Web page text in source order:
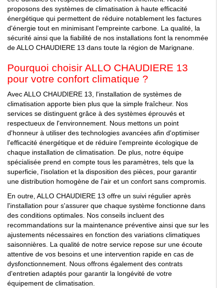
proposons des systèmes de climatisation à haute efficacité
énergétique qui permettent de réduire notablement les factures
d'énergie tout en minimisant l'empreinte carbone. La qualité, la
sécurité ainsi que la fiabilité de nos installations font la renommée
de ALLO CHAUDIERE 13 dans toute la région de Marignane.
Pourquoi choisir ALLO CHAUDIERE 13
pour votre confort climatique ?
Avec ALLO CHAUDIERE 13, l'installation de systèmes de
climatisation apporte bien plus que la simple fraîcheur. Nos
services se distinguent grâce à des systèmes éprouvés et
respectueux de l'environnement. Nous mettons un point
d'honneur à utiliser des technologies avancées afin d'optimiser
l'efficacité énergétique et de réduire l'empreinte écologique de
chaque installation de climatisation. De plus, notre équipe
spécialisée prend en compte tous les paramètres, tels que la
superficie, l'isolation et la disposition des pièces, pour garantir
une distribution homogène de l'air et un confort sans compromis.
En outre, ALLO CHAUDIERE 13 offre un suivi régulier après
l'installation pour s'assurer que chaque système fonctionne dans
des conditions optimales. Nos conseils incluent des
recommandations sur la maintenance préventive ainsi que sur les
ajustements nécessaires en fonction des variations climatiques
saisonnières. La qualité de notre service repose sur une écoute
attentive de vos besoins et une intervention rapide en cas de
dysfonctionnement. Nous offrons également des contrats
d'entretien adaptés pour garantir la longévité de votre
équipement de climatisation.